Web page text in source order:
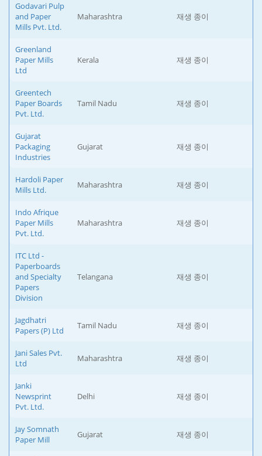
Godavari Pulp
and Paper
Mills Pvt. Ltd.
Maharashtra 재생 종이
Greenland
Paper Mills
Ltd
Kerala 재생 종이
Greentech
Paper Boards
Pvt. Ltd.
Tamil Nadu 재생 종이
Gujarat
Packaging
Industries
Gujarat 재생 종이
Hardoli Paper
Mills Ltd.
Maharashtra 재생 종이
Indo Afrique
Paper Mills
Pvt. Ltd.
Maharashtra 재생 종이
ITC Ltd -
Paperboards
and Specialty
Papers
Division
Telangana 재생 종이
Jagdhatri
Papers (P) Ltd
Tamil Nadu 재생 종이
Jani Sales Pvt.
Ltd
Maharashtra 재생 종이
Janki
Newsprint
Pvt. Ltd.
Delhi 재생 종이
Jay Somnath
Paper Mill
Gujarat 재생 종이